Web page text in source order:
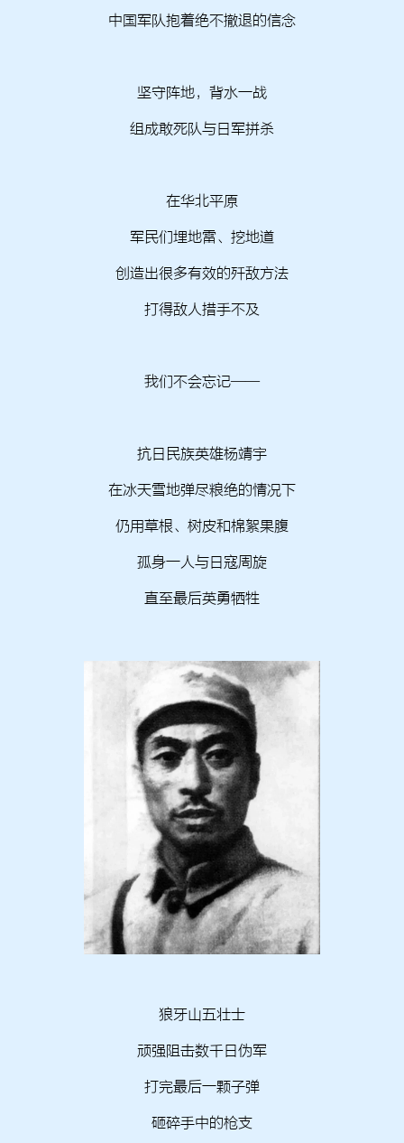
中国军队抱着绝不撤退的信念
坚守阵地，背水一战
组成敢死队与日军拼杀
在华北平原
军民们埋地雷、挖地道
创造出很多有效的歼敌方法
打得敌人措手不及
我们不会忘记——
抗日民族英雄杨靖宇
在冰天雪地弹尽粮绝的情况下
仍用草根、树皮和棉絮果腹
孤身一人与日寇周旋
直至最后英勇牺牲
狼牙山五壮士
顽强阻击数千日伪军
打完最后一颗子弹
砸碎手中的枪支